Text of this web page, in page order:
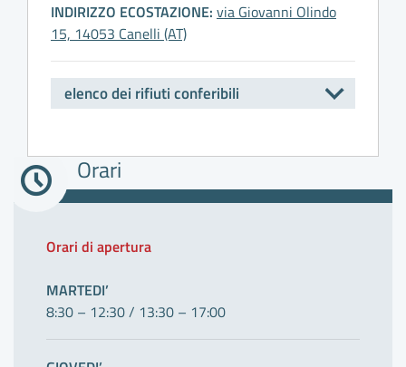
INDIRIZZO ECOSTAZIONE: via Giovanni Olindo
15, 14053 Canelli (AT)
elenco dei rifiuti conferibili
Orari
Orari di apertura
MARTEDI’
8:30 – 12:30 / 13:30 – 17:00